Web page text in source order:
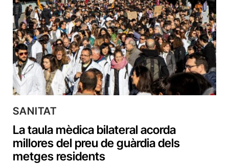
SANITAT
La taula mèdica bilateral acorda
millores del preu de guàrdia dels
metges residents